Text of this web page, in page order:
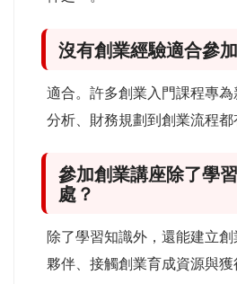
沒有創業經驗適合參
適合。許多創業入門課程專
分析、財務規劃到創業流程都
參加創業講座除了學
處？
除了學習知識外，還能建立
夥伴、接觸創業育成資源與獲